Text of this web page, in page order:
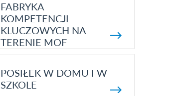
FABRYKA
KOMPETENCJI
KLUCZOWYCH NA
TERENIE MOF
POSIŁEK W DOMU I W
SZKOLE